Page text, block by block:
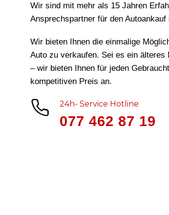
Wir sind mit mehr als 15 Jahren
Ansprechspartner für den
Wir bieten Ihnen die einmalige
Auto zu verkaufen. Sei es ein älteres
– wir bieten Ihnen für jeden
kompetitiven Preis an.
24h- Service Hotline
077 462 87 19